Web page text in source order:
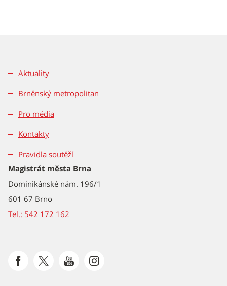
Aktuality
Brněnský metropolitan
Pro média
Kontakty
Pravidla soutěží
Magistrát města Brna
Dominikánské nám. 196/1
601 67 Brno
Tel.: 542 172 162